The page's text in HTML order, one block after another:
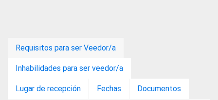
Requisitos para ser Veedor/a
Inhabilidades para ser veedor/a
Lugar de recepción Fechas Documentos